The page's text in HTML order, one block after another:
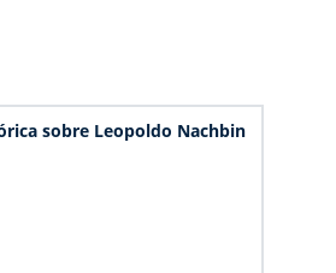
sobre Leopoldo Nachbin